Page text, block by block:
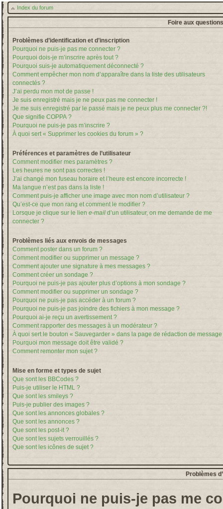
Index du forum
Foire aux
Problèmes d’identification et d’inscription
Pourquoi ne puis-je pas me connecter ?
Pourquoi dois-je m’inscrire après tout ?
Pourquoi suis-je automatiquement déconnecté ?
Comment empêcher mon nom d’apparaître dans la liste des utilisateurs
connectés ?
J’ai perdu mon mot de passe !
Je suis enregistré mais je ne peux pas me connecter !
Je me suis enregistré par le passé mais je ne peux plus me connecter ?!
Que signifie COPPA ?
Pourquoi ne puis-je pas m’inscrire ?
À quoi sert « Supprimer les cookies du forum » ?
Préférences et paramètres de l’utilisateur
Comment modifier mes paramètres ?
Les heures ne sont pas correctes !
J’ai changé mon fuseau horaire et l’heure est encore incorrecte !
Ma langue n’est pas dans la liste !
Comment puis-je afficher une image avec mon nom d’utilisateur ?
Qu’est-ce que mon rang et comment le modifier ?
Lorsque je clique sur le lien e-mail d’un utilisateur, on me demande de me
connecter ?
Problèmes liés aux envois de messages
Comment poster dans un forum ?
Comment modifier ou supprimer un message ?
Comment ajouter une signature à mes messages ?
Comment créer un sondage ?
Pourquoi ne puis-je pas ajouter plus d’options à mon sondage ?
Comment modifier ou supprimer un sondage ?
Pourquoi ne puis-je pas accéder à un forum ?
Pourquoi ne puis-je pas joindre des fichiers à mon message ?
Pourquoi ai-je reçu un avertissement ?
Comment rapporter des messages à un modérateur ?
À quoi sert le bouton « Sauvegarder » dans la page de rédaction de message
Pourquoi mon message doit être validé ?
Comment remonter mon sujet ?
Mise en forme et types de sujet
Que sont les BBCodes ?
Puis-je utiliser le HTML ?
Que sont les smileys ?
Puis-je publier des images ?
Que sont les annonces globales ?
Que sont les annonces ?
Que sont les post-it ?
Que sont les sujets verrouillés ?
Que sont les icônes de sujet ?
Problèmes
Pourquoi ne puis-je pas me